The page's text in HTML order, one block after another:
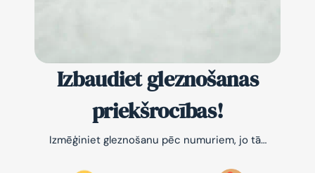
Izbaudiet gleznošanas
priekšrocības!
Izmēģiniet gleznošanu pēc numuriem, jo tā…